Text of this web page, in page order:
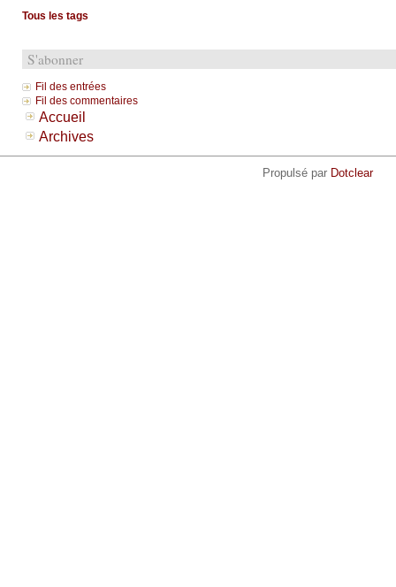
Tous les tags
S'abonner
Fil des entrées
Fil des commentaires
Accueil
Archives
Propulsé par Dotclear